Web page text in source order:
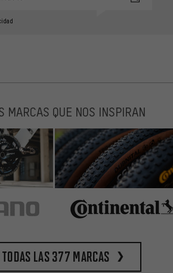
MARCAS QUE NOS INSPIRAN
las 377 marcas